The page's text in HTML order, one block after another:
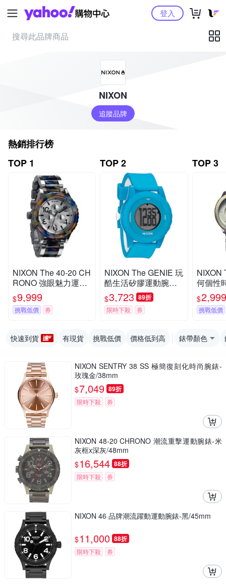
Yahoo購物中心登入
NIXON
追蹤品牌
熱銷排行榜
TOP 1
NIXON The 40-20 CH
RONO 強眼魅力運動
腕錶-鋼帶-藍彩玳瑁-N
XA0371116
$9,999
挑戰低價 券
TOP 2
NIXON The GENIE 玩
酷生活矽膠運動腕錶-
藍-44mm
$3,723 89折
限時下殺 券
TOP 3
NIXON
何個性
銀-
m
$2,999
挑戰低價
快速到貨 有現貨 挑戰低價 價格低到高 錶帶顏色
NIXON SENTRY 38 SS 極簡復刻化時尚腕錶-
玫瑰金/38mm
$7,049 89折
限時下殺 券
NIXON 48-20 CHRONO 潮流重擊運動腕錶-米
灰框x深灰/48mm
$16,544 88折
限時下殺 券
NIXON 46 品牌潮流躍動運動腕錶-黑/45mm
$11,000 88折
限時下殺 券